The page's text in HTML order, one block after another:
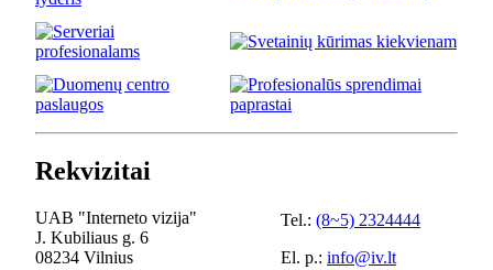
Rekvizitai
UAB "Interneto vizija"
J. Kubiliaus g. 6
08234 Vilnius
Tel.: (8~5) 2324444
El. p.: info@iv.lt